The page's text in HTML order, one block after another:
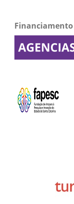
Financiamento